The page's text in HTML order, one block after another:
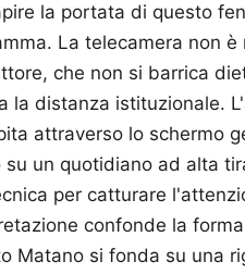
la portata di questo
La telecamera non
che non si barrica
la distanza istituzionale.
attraverso lo schermo
su un quotidiano ad alta
per catturare
confonde la
Matano si fonda su una